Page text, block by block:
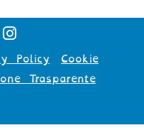
Policy
Cookie
Trasparente